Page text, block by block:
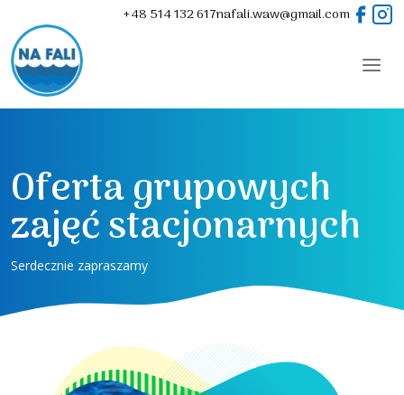
Skip to main content+48 514 132 617nafali.waw@gmail.com
Oferta grupowych
zajęć stacjonarnych
Serdecznie zapraszamy